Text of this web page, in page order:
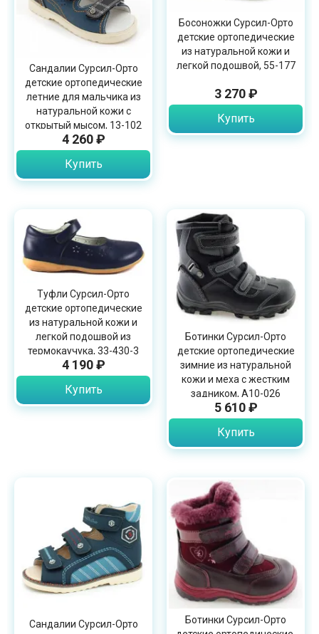
Сандалии Сурсил-Орто
детские ортопедические
летние для мальчика из
натуральной кожи с
открытый мысом, 13-102
4 260 ₽
Купить
Босоножки Сурсил-Орто
детские ортопедические
из натуральной кожи и
легкой подошвой, 55-177
3 270 ₽
Купить
Туфли Сурсил-Орто
детские ортопедические
из натуральной кожи и
легкой подошвой из
термокаучука, 33-430-3
4 190 ₽
Купить
Ботинки Сурсил-Орто
детские ортопедические
зимние из натуральной
кожи и меха с жестким
задником, А10-026
5 610 ₽
Купить
Сандалии Сурсил-Орто
Ботинки Сурсил-Орто